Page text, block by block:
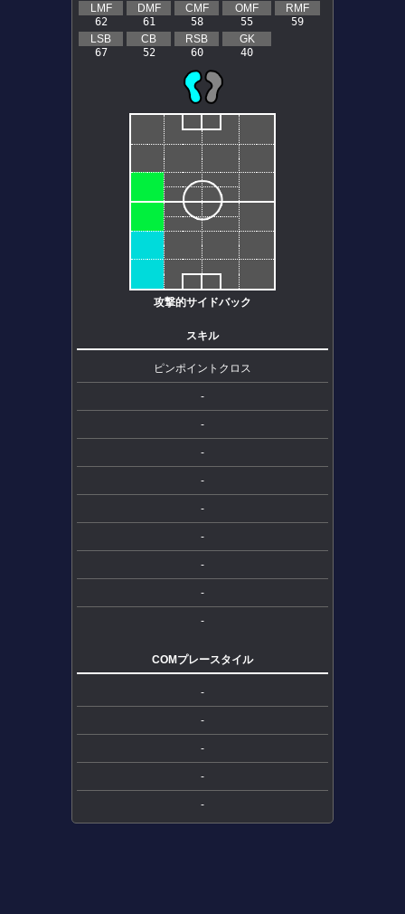
LMF
62
DMF
61
CMF
58
OMF
55
RMF
59
LSB
67
CB
52
RSB
60
GK
40
攻撃的サイドバック
スキル
ピンポイントクロス
-
-
-
-
-
-
-
-
-
COMプレースタイル
-
-
-
-
-